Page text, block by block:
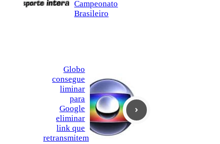
Campeonato
Brasileiro
Globo
consegue
liminar
para
Google
eliminar
link que
retransmitem